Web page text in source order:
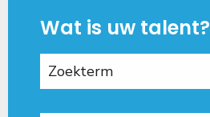
Wat is uw talent?